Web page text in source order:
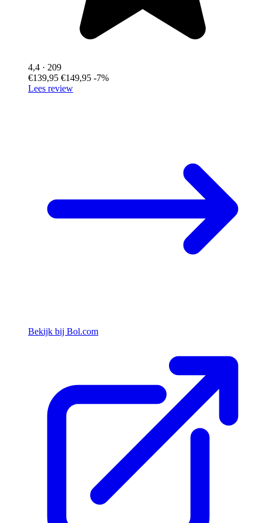
4,4 · 209
€139,95 €149,95 -7%
Lees review
Bekijk bij Bol.com